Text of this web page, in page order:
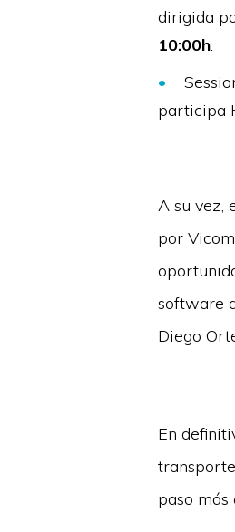
dirigida
10:00h.
participa
A su vez,
por
software
Diego
En
paso